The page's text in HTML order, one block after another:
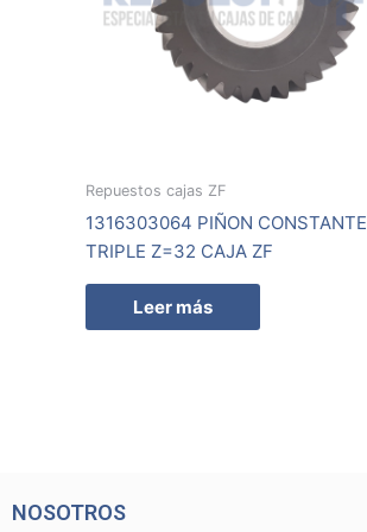
Repuestos cajas ZF
1316303064 PIÑON CONSTANTE
TRIPLE Z=32 CAJA ZF
Leer más
NOSOTROS